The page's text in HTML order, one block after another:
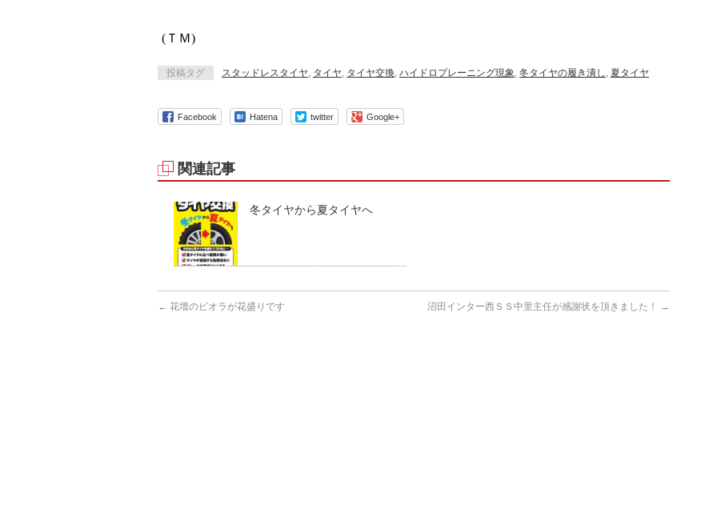
(ＴＭ)
投稿タグ スタッドレスタイヤ, タイヤ, タイヤ交換, ハイドロプレーニング現象, 冬タイヤの履き潰し , 夏タイヤ
Facebook Hatena twitter Google+
関連記事
冬タイヤから夏タイヤへ
← 花壇のビオラが花盛りです 沼田インター西ＳＳ中里主任が感謝状を頂きました！ →